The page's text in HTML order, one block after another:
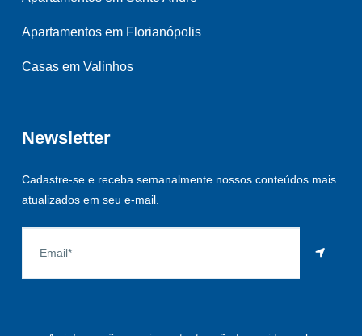
Apartamentos em Florianópolis
Casas em Valinhos
Newsletter
Cadastre-se e receba semanalmente nossos conteúdos mais
atualizados em seu e-mail.